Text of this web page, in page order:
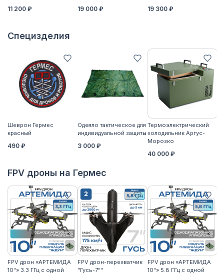
11 200 ₽ 19 000 ₽ 19 300 ₽
Специзделия
Шеврон Гермес
красный
490 ₽
Одеяло тактическое для
индивидуальной защиты
3 000 ₽
Термоэлектрический
холодильник Аргус-
Морозко
40 000 ₽
FPV дроны на Гермес
FPV дрон «АРТЕМИДА
10“» 3.3 ГГц с одной
FPV дрон-перехватчик
"Гусь-7""
FPV дрон «АРТЕМИДА
10“» 5.8 ГГц с одной